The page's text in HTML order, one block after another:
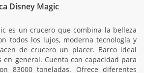
Disney Magic
es un crucero que combina la belleza
todos los lujos, moderna tecnología y
de crucero un placer. Barco ideal
general. Cuenta con capacidad para
83000 toneladas. Ofrece diferentes